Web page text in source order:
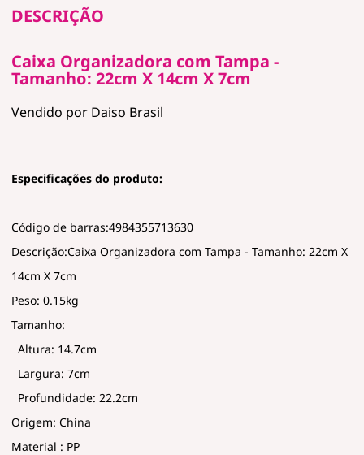
DESCRIÇÃO
Caixa Organizadora com Tampa -
Tamanho: 22cm X 14cm X 7cm
Vendido por Daiso Brasil
Especificações do produto:
Código de barras:4984355713630
Descrição:Caixa Organizadora com Tampa - Tamanho: 22cm X
14cm X 7cm
Peso: 0.15kg
Tamanho:
Altura: 14.7cm
Largura: 7cm
Profundidade: 22.2cm
Origem: China
Material : PP